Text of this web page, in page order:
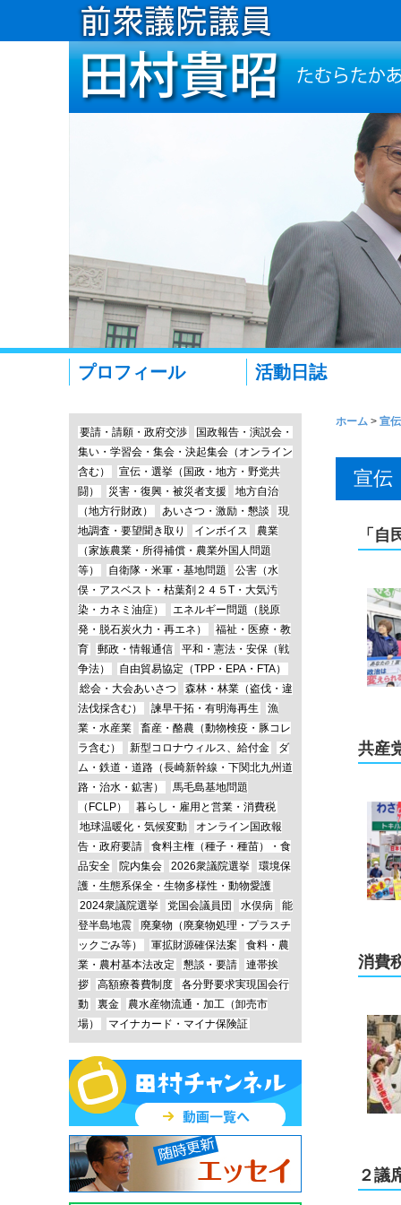
プロフィール 活動日誌
ホーム> 宣
宣伝
「
共産
消費
２議
要請・請願・政府交渉
国政報告・演説会・
集い・学習会・集会・決起集会（オンライン
含む）
宣伝・選挙（国政・地方・野党共
闘）
災害・復興・被災者支援
地方自治
（地方行財政）
あいさつ・激励・懇談
現
地調査・要望聞き取り
インボイス
農業
（家族農業・所得補償・農業外国人問題
等）
自衛隊・米軍・基地問題
公害（水
俣・アスベスト・枯葉剤２４５T・大気汚
染・カネミ油症）
エネルギー問題（脱原
発・脱石炭火力・再エネ）
福祉・医療・教
育
郵政・情報通信
平和・憲法・安保（戦
争法）
自由貿易協定（TPP・EPA・FTA）
総会・大会あいさつ
森林・林業（盗伐・違
法伐採含む）
諫早干拓・有明海再生
漁
業・水産業
畜産・酪農（動物検疫・豚コレ
ラ含む）
新型コロナウィルス、給付金
ダ
ム・鉄道・道路（長崎新幹線・下関北九州道
路・治水・鉱害）
馬毛島基地問題
（FCLP）
暮らし・雇用と営業・消費税
地球温暖化・気候変動
オンライン国政報
告・政府要請
食料主権（種子・種苗）・食
品安全
院内集会 2026衆議院選挙
環境保
護・生態系保全・生物多様性・動物愛護
2024衆議院選挙
党国会議員団 水俣病
能
登半島地震
廃棄物（廃棄物処理・プラスチ
ックごみ等）
軍拡財源確保法案
食料・農
業・農村基本法改定
懇談・要請
連帯挨
拶
高額療養費制度
各分野要求実現国会行
動
裏金
農水産物流通・加工（卸売市
場）
マイナカード・マイナ保険証